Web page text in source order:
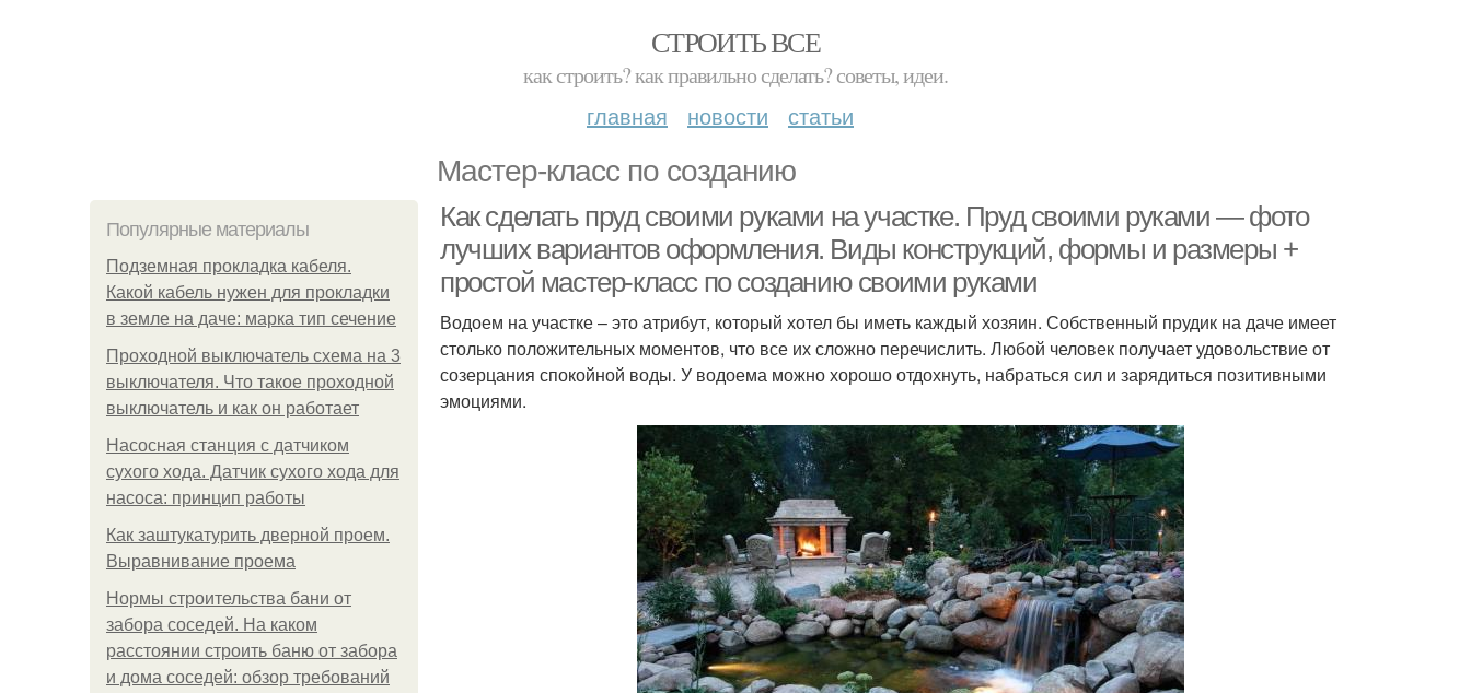
СТРОИТЬ ВСЕ
как строить? как правильно сделать? советы, идеи.
главная новости статьи
Мастер-класс по созданию
Популярные материалы
Подземная прокладка кабеля.
Какой кабель нужен для прокладки
в земле на даче: марка тип сечение
Проходной выключатель схема на 3
выключателя. Что такое проходной
выключатель и как он работает
Насосная станция с датчиком
сухого хода. Датчик сухого хода для
насоса: принцип работы
Как заштукатурить дверной проем.
Выравнивание проема
Нормы строительства бани от
забора соседей. На каком
расстоянии строить баню от забора
и дома соседей: обзор требований
Как сделать пруд своими руками на участке. Пруд своими руками — фото
лучших вариантов оформления. Виды конструкций, формы и размеры +
простой мастер-класс по созданию своими руками
Водоем на участке – это атрибут, который хотел бы иметь каждый хозяин. Собственный прудик на даче имеет
столько положительных моментов, что все их сложно перечислить. Любой человек получает удовольствие от
созерцания спокойной воды. У водоема можно хорошо отдохнуть, набраться сил и зарядиться позитивными
эмоциями.